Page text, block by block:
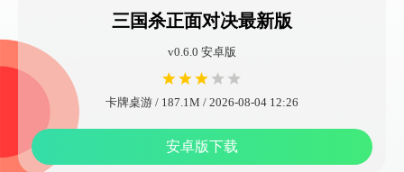
三国杀正面对决最新版
v0.6.0 安卓版
卡牌桌游 / 187.1M / 2026-08-04 12:26
安卓版下载